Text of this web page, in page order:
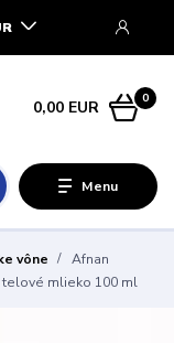
Menu
0
0,00 EUR
vône
Afnan
telové mlieko 100 ml